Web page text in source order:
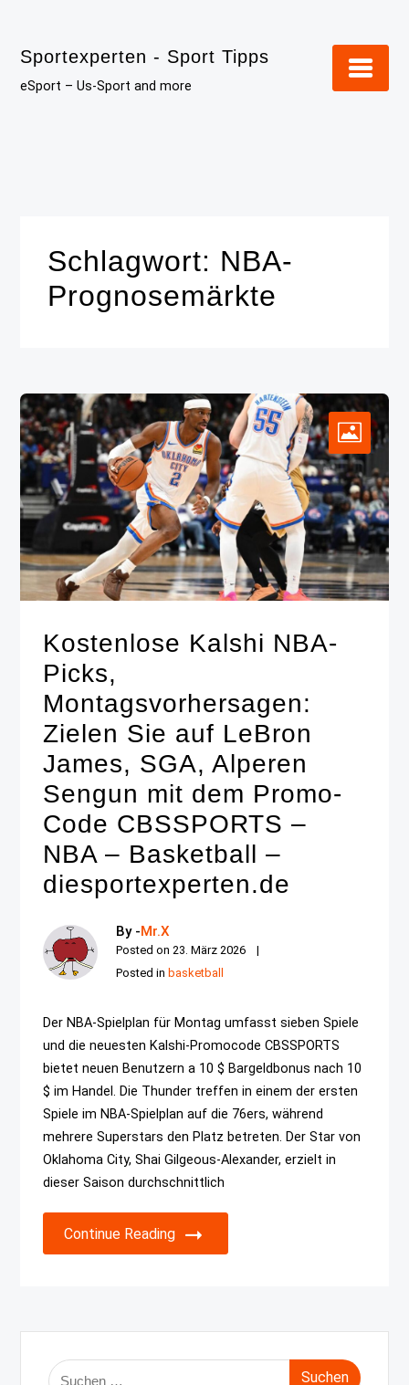
content
Sportexperten - Sport Tipps
eSport – Us-Sport and more
Schlagwort: NBA-
Prognosemärkte
Kostenlose Kalshi NBA-
Picks,
Montagsvorhersagen:
Zielen Sie auf LeBron
James, SGA, Alperen
Sengun mit dem Promo-
Code CBSSPORTS –
NBA – Basketball –
diesportexperten.de
By -Mr.X
Posted on23. März 2026
Posted in basketball
Der NBA-Spielplan für Montag umfasst sieben Spiele
und die neuesten Kalshi-Promocode CBSSPORTS
bietet neuen Benutzern a 10 $ Bargeldbonus nach 10
$ im Handel. Die Thunder treffen in einem der ersten
Spiele im NBA-Spielplan auf die 76ers, während
mehrere Superstars den Platz betreten. Der Star von
Oklahoma City, Shai Gilgeous-Alexander, erzielt in
dieser Saison durchschnittlich
Continue Reading
Suche